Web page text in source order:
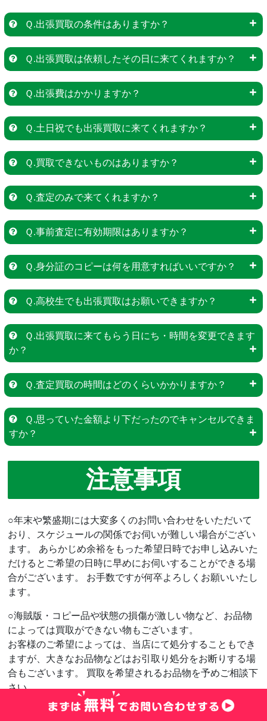
Ｑ.出張買取の条件はありますか？
Ｑ.出張買取は依頼したその日に来てくれますか？
Ｑ.出張費はかかりますか？
Ｑ.土日祝でも出張買取に来てくれますか？
Ｑ.買取できないものはありますか？
Ｑ.査定のみで来てくれますか？
Ｑ.事前査定に有効期限はありますか？
Ｑ.身分証のコピーは何を用意すればいいですか？
Ｑ.高校生でも出張買取はお願いできますか？
Ｑ.出張買取に来てもらう日にち・時間を変更できます
か？
Ｑ.査定買取の時間はどのくらいかかりますか？
Ｑ.思っていた金額より下だったのでキャンセルできま
すか？
注意事項
○年末や繁盛期には大変多くのお問い合わせをいただいて
おり、スケジュールの関係でお伺いが難しい場合がござい
ます。 あらかじめ余裕をもった希望日時でお申し込みいた
だけるとご希望の日時に早めにお伺いすることができる場
合がございます。 お手数ですが何卒よろしくお願いいたし
ます。
○海賊版・コピー品や状態の損傷が激しい物など、お品物
によっては買取ができない物もございます。
お客様のご希望によっては、当店にて処分することもでき
ますが、大きなお品物などはお引取り処分をお断りする場
合もございます。 買取を希望されるお品物を予めご相談下
さい。